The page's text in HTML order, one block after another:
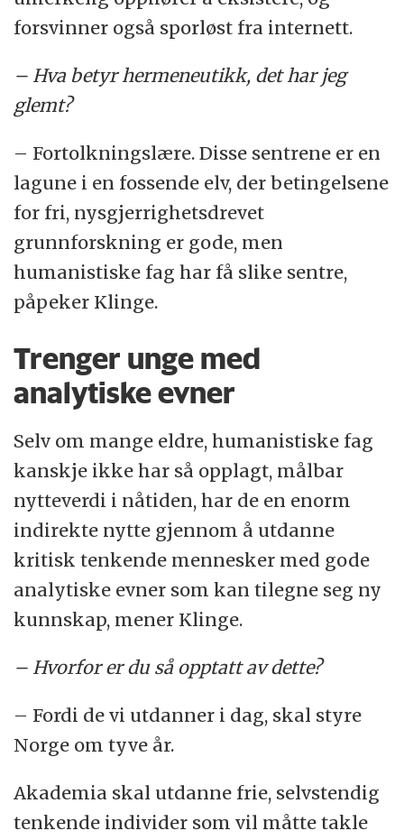
forsvinner også sporløst fra internett.
– Hva betyr hermeneutikk, det har jeg
glemt?
– Fortolkningslære. Disse sentrene er en
lagune i en fossende elv, der betingelsene
for fri, nysgjerrighetsdrevet
grunnforskning er gode, men
humanistiske fag har få slike sentre,
påpeker Klinge.
Trenger unge med
analytiske evner
Selv om mange eldre, humanistiske fag
kanskje ikke har så opplagt, målbar
nytteverdi i nåtiden, har de en enorm
indirekte nytte gjennom å utdanne
kritisk tenkende mennesker med gode
analytiske evner som kan tilegne seg ny
kunnskap, mener Klinge.
– Hvorfor er du så opptatt av dette?
– Fordi de vi utdanner i dag, skal styre
Norge om tyve år.
Akademia skal utdanne frie, selvstendig
tenkende individer som vil måtte takle